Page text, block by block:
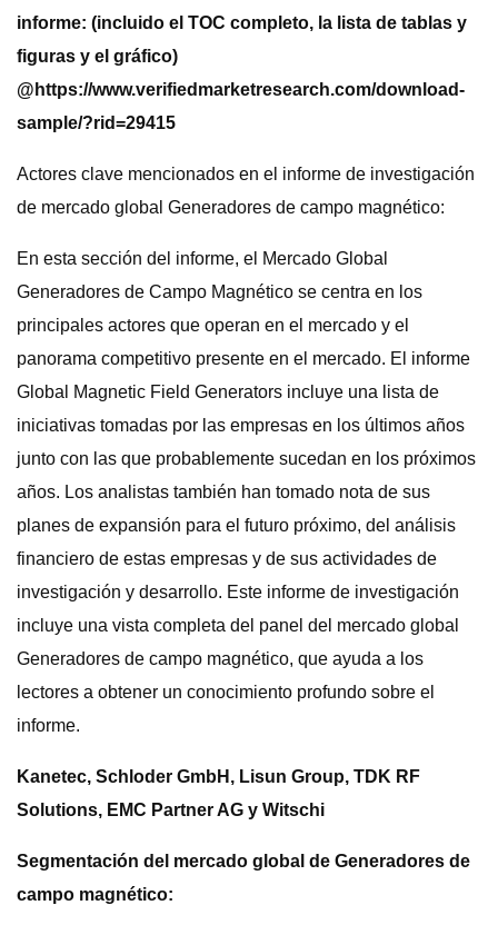
informe: (incluido el TOC completo, la lista de tablas y
figuras y el gráfico)
@ https://www.verifiedmarketresearch.com/download-
sample/?rid=29415
Actores clave mencionados en el informe de investigación
de mercado global Generadores de campo magnético:
En esta sección del informe, el Mercado Global
Generadores de Campo Magnético se centra en los
principales actores que operan en el mercado y el
panorama competitivo presente en el mercado. El informe
Global Magnetic Field Generators incluye una lista de
iniciativas tomadas por las empresas en los últimos años
junto con las que probablemente sucedan en los próximos
años. Los analistas también han tomado nota de sus
planes de expansión para el futuro próximo, del análisis
financiero de estas empresas y de sus actividades de
investigación y desarrollo. Este informe de investigación
incluye una vista completa del panel del mercado global
Generadores de campo magnético, que ayuda a los
lectores a obtener un conocimiento profundo sobre el
informe.
Kanetec, Schloder GmbH, Lisun Group, TDK RF
Solutions, EMC Partner AG y Witschi
Segmentación del mercado global de Generadores de
campo magnético: